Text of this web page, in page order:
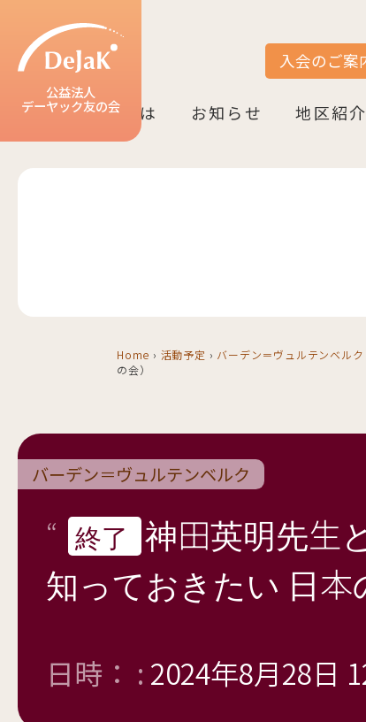
公益法人
デーヤック友の会
サイト内検索 入会のご案
DeJaK友の会とは
DeJaK-友の会とは
入会のご案内
活動紹介
デーヤック発行冊子のご案内
設立10周年記念（2022）
お知らせ
地区紹介
Home › 活動予定 › バーデン＝ヴュルテンベルク
の会）
バーデン＝ヴュルテンベルク
終了 神田英明先生
知っておきたい 日
日時： : 2024年8月28日